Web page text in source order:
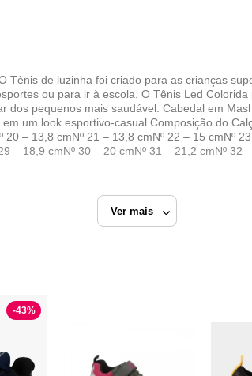
Calçados
Ver mais
Tênis de luzinha foi criado para as crianças
ou para ir à escola. O Tênis Led
dos pequenos mais saudável. Cabedal em
um look esportivo-casual.Composição do
– 13,8 cmNº 21 – 13,8 cmNº 22 – 15 cmNº
– 18,9 cmNº 30 – 20 cmNº 31 – 21,2 cmNº 32
-43%